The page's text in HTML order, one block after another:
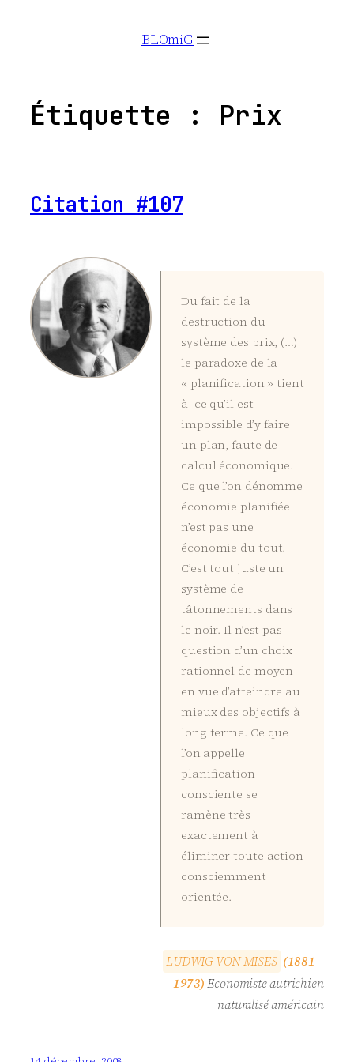
BLOmiG
Étiquette : Prix
Citation #107
Du fait de la
destruction du
système des prix, (…)
le paradoxe de la
« planification » tient
à ce qu’il est
impossible d’y faire
un plan, faute de
calcul économique.
Ce que l’on dénomme
économie planifiée
n’est pas une
économie du tout.
C’est tout juste un
système de
tâtonnements dans
le noir. Il n’est pas
question d’un choix
rationnel de moyen
en vue d’atteindre au
mieux des objectifs à
long terme. Ce que
l’on appelle
planification
consciente se
ramène très
exactement à
éliminer toute action
consciemment
orientée.
LUDWIGVONMISES (1881 –
1973)Economiste autrichien
naturalisé américain